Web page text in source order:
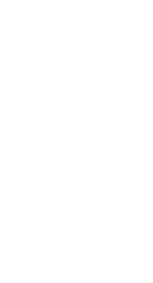
para o uso
da pegada de